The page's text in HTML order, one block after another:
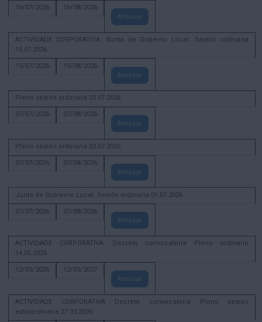
16/07/2026
16/08/2026
Amosar
ACTIVIDADE CORPORATIVA. Xunta de Goberno Local. Sesión ordinaria
15.07.2026
15/07/2026
15/08/2026
Amosar
Pleno sesión ordinaria 02.07.2026
07/07/2026
07/08/2026
Amosar
Pleno sesión ordinaria 02.07.2026
07/07/2026
07/08/2026
Amosar
Junta de Gobierno Local. Sesión ordinaria 01.07.2026
07/07/2026
07/08/2026
Amosar
ACTIVIDADE CORPORATIVA. Decreto convocatoria Pleno ordinario
14.05.2026
12/05/2026
12/05/2027
Amosar
ACTIVIDADE CORPORATIVA Decreto convocatoria Pleno sesión
extraordinaria 27.03.2026